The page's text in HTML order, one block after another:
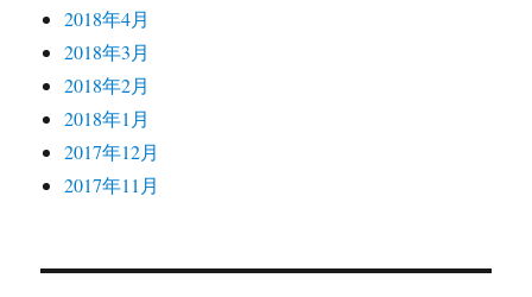
2018年4月
2018年3月
2018年2月
2018年1月
2017年12月
2017年11月